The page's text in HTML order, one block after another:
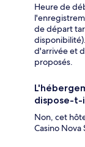
Heure de
de départ
d'arrivée et
proposés.
dispose-t-
Non, cet
Casino Nova